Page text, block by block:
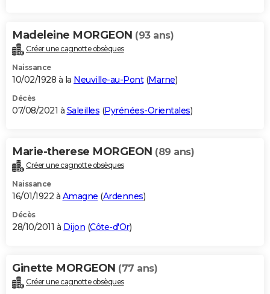
Carte de Noël
Carte Bonne année
Carte Saint-Valentin
Carte Pâques
Carte d'anniversaire
DICTIONNAIRE
Dictionnaire
Biographies
Citations
Expressions
Proverbes
PROGRAMME TV
S'inscrire
Se connecter
Lycées
Collèges
Primaires
Universités
Entreprises
Service militaire
Avis de recherche
AVIS DE DÉCÈS
Bricolage
Lifestyle
Culture
Sport
Auto
Television
Voyage
Cinema
Madeleine MORGEON (93 ans)
Créer une cagnotte obsèques
Naissance
10/02/1928 à la Neuville-au-Pont(Marne)
Décès
07/08/2021 à Saleilles (Pyrénées-Orientales)
Marie-therese MORGEON (89 ans)
Créer une cagnotte obsèques
Naissance
16/01/1922 à Amagne (Ardennes)
Décès
28/10/2011 à Dijon (Côte-d'Or)
Ginette MORGEON (77 ans)
Créer une cagnotte obsèques